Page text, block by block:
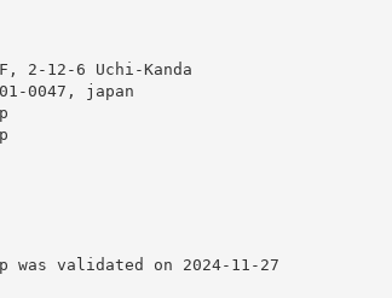
2-12-6 Uchi-Kanda
0047, japan
validated on 2024-11-27